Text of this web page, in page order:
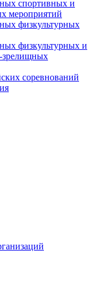
спортивных и
мероприятий
физкультурных
физкультурных и
зрелищных
соревнований